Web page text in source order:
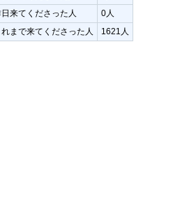
来てくださった人
0人
れまで来てくださった人
1621人